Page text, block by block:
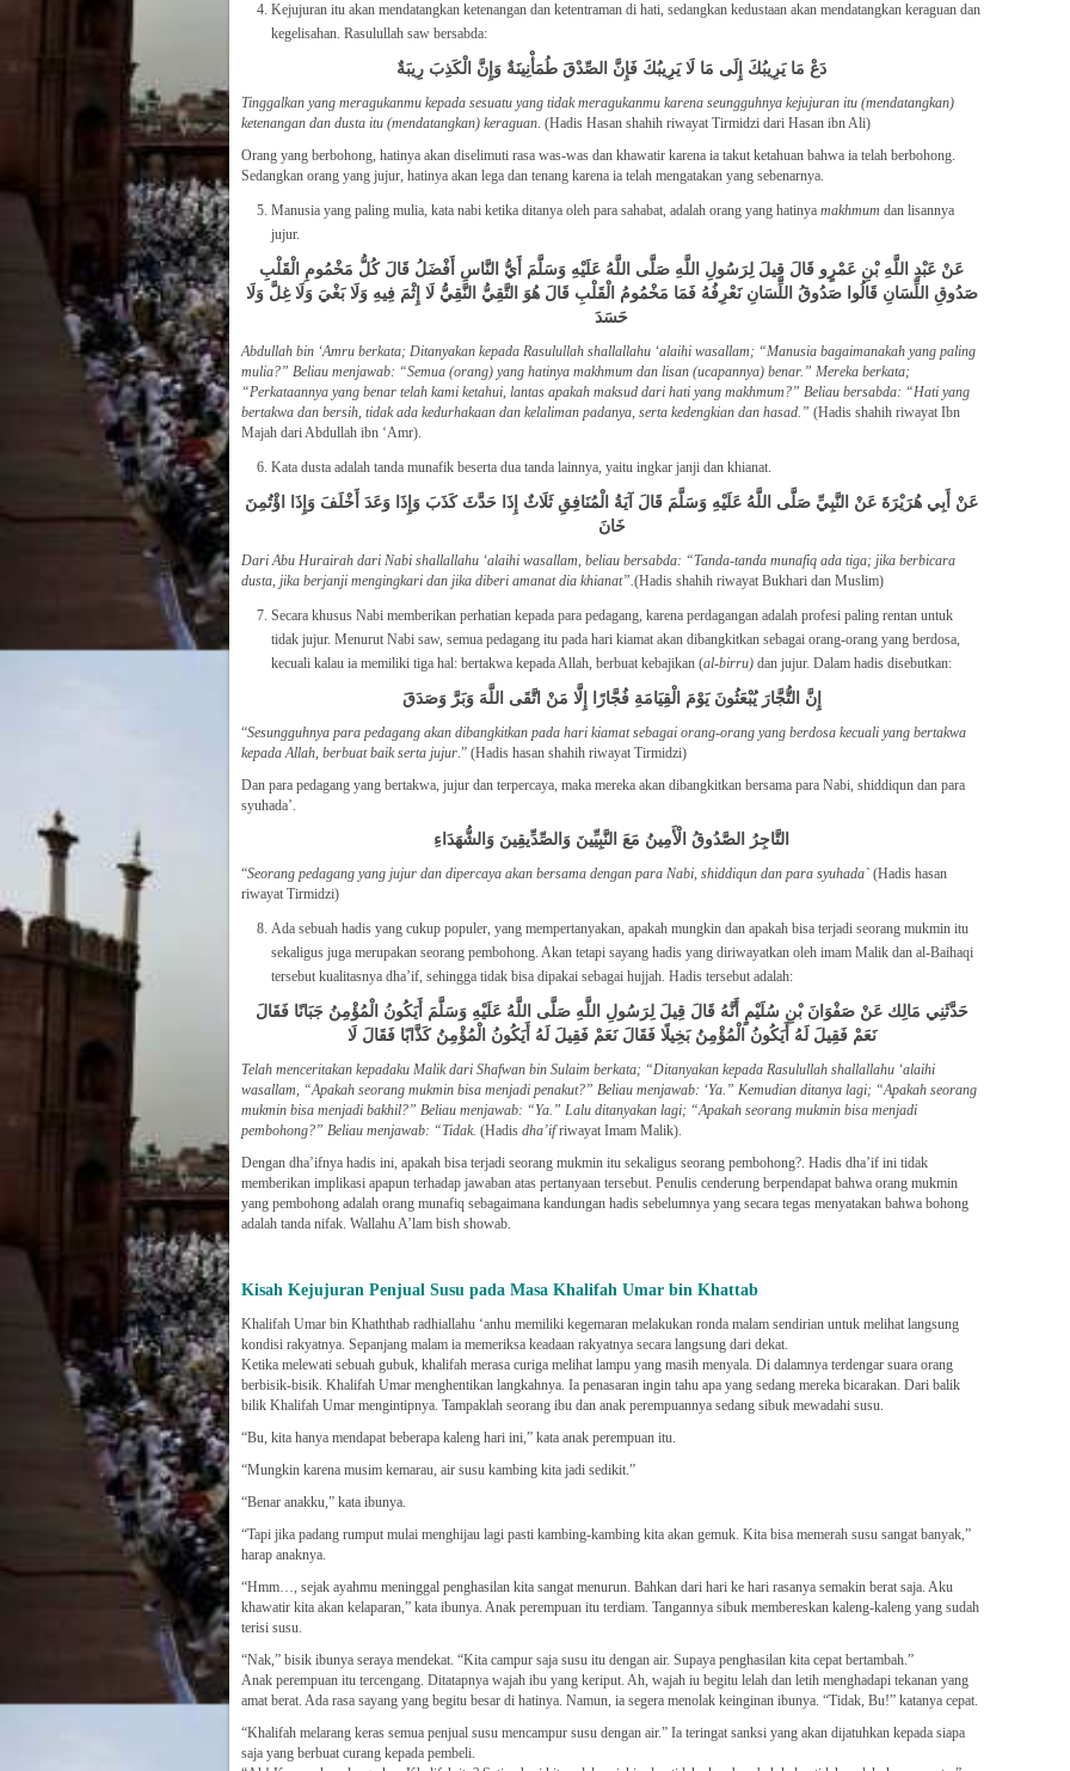
Kejujuran itu akan mendatangkan ketenangan dan ketentraman di hati, sedangkan kedustaan akan mendatangkan keraguan dan
kegelisahan. Rasulullah saw bersabda:
دَعْ مَا يَرِيبُكَ إِلَى مَا لَا يَرِيبُكَ فَإِنَّ الصِّدْقَ طُمَأْنِينَةٌ وَإِنَّ الْكَذِبَ رِيبَةٌ
Tinggalkan yang meragukanmu kepada sesuatu yang tidak meragukanmu karena seungguhnya kejujuran itu (mendatangkan)
ketenangan dan dusta itu (mendatangkan) keraguan. (Hadis Hasan shahih riwayat Tirmidzi dari Hasan ibn Ali)
Orang yang berbohong, hatinya akan diselimuti rasa was-was dan khawatir karena ia takut ketahuan bahwa ia telah berbohong.
Sedangkan orang yang jujur, hatinya akan lega dan tenang karena ia telah mengatakan yang sebenarnya.
Manusia yang paling mulia, kata nabi ketika ditanya oleh para sahabat, adalah orang yang hatinya makhmum dan lisannya
jujur.
عَنْ عَبْدِ اللَّهِ بْنِ عَمْرٍو قَالَ قِيلَ لِرَسُولِ اللَّهِ صَلَّى اللَّهُ عَلَيْهِ وَسَلَّمَ أَيُّ النَّاسِ أَفْضَلُ قَالَ كُلُّ مَخْمُومِ الْقَلْبِ
صَدُوقِ اللِّسَانِ قَالُوا صَدُوقُ اللِّسَانِ نَعْرِفُهُ فَمَا مَخْمُومُ الْقَلْبِ قَالَ هُوَ التَّقِيُّ النَّقِيُّ لَا إِثْمَ فِيهِ وَلَا بَغْيَ وَلَا غِلَّ وَلَا
حَسَدَ
Abdullah bin ‘Amru berkata; Ditanyakan kepada Rasulullah shallallahu ‘alaihi wasallam; “Manusia bagaimanakah yang paling
mulia?” Beliau menjawab: “Semua (orang) yang hatinya makhmum dan lisan (ucapannya) benar.” Mereka berkata;
“Perkataannya yang benar telah kami ketahui, lantas apakah maksud dari hati yang makhmum?” Beliau bersabda: “Hati yang
bertakwa dan bersih, tidak ada kedurhakaan dan kelaliman padanya, serta kedengkian dan hasad.” (Hadis shahih riwayat Ibn
Majah dari Abdullah ibn ‘Amr).
Kata dusta adalah tanda munafik beserta dua tanda lainnya, yaitu ingkar janji dan khianat.
عَنْ أَبِي هُرَيْرَةَ عَنْ النَّبِيِّ صَلَّى اللَّهُ عَلَيْهِ وَسَلَّمَ قَالَ آيَةُ الْمُنَافِقِ ثَلَاثٌ إِذَا حَدَّثَ كَذَبَ وَإِذَا وَعَدَ أَخْلَفَ وَإِذَا اؤْتُمِنَ
خَانَ
Dari Abu Hurairah dari Nabi shallallahu ‘alaihi wasallam, beliau bersabda: “Tanda-tanda munafiq ada tiga; jika berbicara
dusta, jika berjanji mengingkari dan jika diberi amanat dia khianat”.(Hadis shahih riwayat Bukhari dan Muslim)
Secara khusus Nabi memberikan perhatian kepada para pedagang, karena perdagangan adalah profesi paling rentan untuk
tidak jujur. Menurut Nabi saw, semua pedagang itu pada hari kiamat akan dibangkitkan sebagai orang-orang yang berdosa,
kecuali kalau ia memiliki tiga hal: bertakwa kepada Allah, berbuat kebajikan (al-birru) dan jujur. Dalam hadis disebutkan:
إِنَّ التُّجَّارَ يُبْعَثُونَ يَوْمَ الْقِيَامَةِ فُجَّارًا إِلَّا مَنْ اتَّقَى اللَّهَ وَبَرَّ وَصَدَقَ
“Sesungguhnya para pedagang akan dibangkitkan pada hari kiamat sebagai orang-orang yang berdosa kecuali yang bertakwa
kepada Allah, berbuat baik serta jujur.” (Hadis hasan shahih riwayat Tirmidzi)
Dan para pedagang yang bertakwa, jujur dan terpercaya, maka mereka akan dibangkitkan bersama para Nabi, shiddiqun dan para
syuhada’.
التَّاجِرُ الصَّدُوقُ الْأَمِينُ مَعَ النَّبِيِّينَ وَالصِّدِّيقِينَ وَالشُّهَدَاءِ
“Seorang pedagang yang jujur dan dipercaya akan bersama dengan para Nabi, shiddiqun dan para syuhada` (Hadis hasan
riwayat Tirmidzi)
Ada sebuah hadis yang cukup populer, yang mempertanyakan, apakah mungkin dan apakah bisa terjadi seorang mukmin itu
sekaligus juga merupakan seorang pembohong. Akan tetapi sayang hadis yang diriwayatkan oleh imam Malik dan al-Baihaqi
tersebut kualitasnya dha’if, sehingga tidak bisa dipakai sebagai hujjah. Hadis tersebut adalah:
حَدَّثَنِي مَالِك عَنْ صَفْوَانَ بْنِ سُلَيْمٍ أَنَّهُ قَالَ قِيلَ لِرَسُولِ اللَّهِ صَلَّى اللَّهُ عَلَيْهِ وَسَلَّمَ أَيَكُونُ الْمُؤْمِنُ جَبَانًا فَقَالَ
نَعَمْ فَقِيلَ لَهُ أَيَكُونُ الْمُؤْمِنُ بَخِيلًا فَقَالَ نَعَمْ فَقِيلَ لَهُ أَيَكُونُ الْمُؤْمِنُ كَذَّابًا فَقَالَ لَا
Telah menceritakan kepadaku Malik dari Shafwan bin Sulaim berkata; “Ditanyakan kepada Rasulullah shallallahu ‘alaihi
wasallam, “Apakah seorang mukmin bisa menjadi penakut?” Beliau menjawab: ‘Ya.” Kemudian ditanya lagi; “Apakah seorang
mukmin bisa menjadi bakhil?” Beliau menjawab: “Ya.” Lalu ditanyakan lagi; “Apakah seorang mukmin bisa menjadi
pembohong?” Beliau menjawab: “Tidak. (Hadis dha’ifriwayat Imam Malik).
Dengan dha’ifnya hadis ini, apakah bisa terjadi seorang mukmin itu sekaligus seorang pembohong?. Hadis dha’if ini tidak
memberikan implikasi apapun terhadap jawaban atas pertanyaan tersebut. Penulis cenderung berpendapat bahwa orang mukmin
yang pembohong adalah orang munafiq sebagaimana kandungan hadis sebelumnya yang secara tegas menyatakan bahwa bohong
adalah tanda nifak. Wallahu A’lam bish showab.
Kisah Kejujuran Penjual Susu pada Masa Khalifah Umar bin Khattab
Khalifah Umar bin Khaththab radhiallahu ‘anhu memiliki kegemaran melakukan ronda malam sendirian untuk melihat langsung
kondisi rakyatnya. Sepanjang malam ia memeriksa keadaan rakyatnya secara langsung dari dekat.
Ketika melewati sebuah gubuk, khalifah merasa curiga melihat lampu yang masih menyala. Di dalamnya terdengar suara orang
berbisik-bisik. Khalifah Umar menghentikan langkahnya. Ia penasaran ingin tahu apa yang sedang mereka bicarakan. Dari balik
bilik Khalifah Umar mengintipnya. Tampaklah seorang ibu dan anak perempuannya sedang sibuk mewadahi susu.
“Bu, kita hanya mendapat beberapa kaleng hari ini,” kata anak perempuan itu.
“Mungkin karena musim kemarau, air susu kambing kita jadi sedikit.”
“Benar anakku,” kata ibunya.
“Tapi jika padang rumput mulai menghijau lagi pasti kambing-kambing kita akan gemuk. Kita bisa memerah susu sangat banyak,”
harap anaknya.
“Hmm…, sejak ayahmu meninggal penghasilan kita sangat menurun. Bahkan dari hari ke hari rasanya semakin berat saja. Aku
khawatir kita akan kelaparan,” kata ibunya. Anak perempuan itu terdiam. Tangannya sibuk membereskan kaleng-kaleng yang sudah
terisi susu.
“Nak,” bisik ibunya seraya mendekat. “Kita campur saja susu itu dengan air. Supaya penghasilan kita cepat bertambah.”
Anak perempuan itu tercengang. Ditatapnya wajah ibu yang keriput. Ah, wajah iu begitu lelah dan letih menghadapi tekanan yang
amat berat. Ada rasa sayang yang begitu besar di hatinya. Namun, ia segera menolak keinginan ibunya. “Tidak, Bu!” katanya cepat.
“Khalifah melarang keras semua penjual susu mencampur susu dengan air.” Ia teringat sanksi yang akan dijatuhkan kepada siapa
saja yang berbuat curang kepada pembeli.